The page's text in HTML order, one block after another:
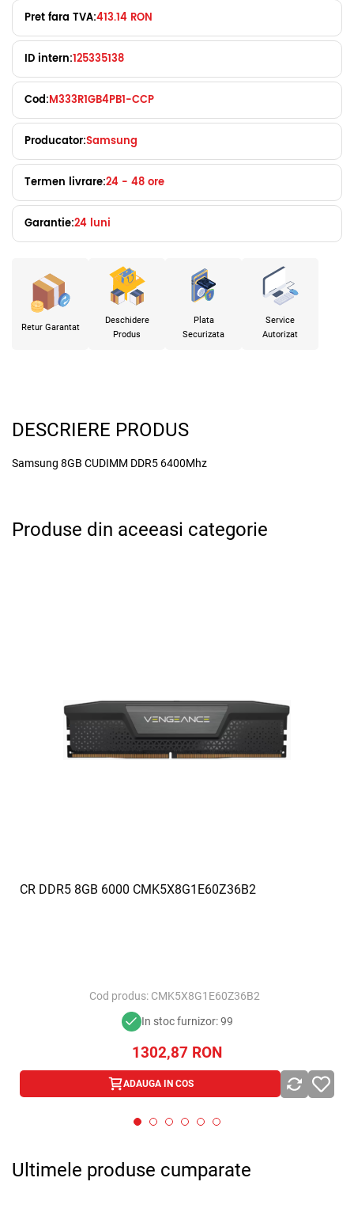
Pret fara TVA:413.14 RON
ID intern:125335138
Cod:M333R1GB4PB1-CCP
Producator:Samsung
Termen livrare:24 - 48 ore
Garantie:24 luni
Retur Garantat
Deschidere
Produs
Plata
Securizata
Service
Autorizat
DESCRIERE PRODUS
Samsung 8GB CUDIMM DDR5 6400Mhz
Produse din aceeasi categorie
CR DDR5 8GB 6000 CMK5X8G1E60Z36B2
Cod produs: CMK5X8G1E60Z36B2
In stoc furnizor: 99
1302,87 RON
ADAUGA IN COS
Ultimele produse cumparate
x